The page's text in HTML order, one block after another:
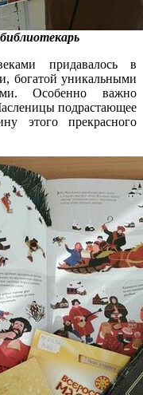
придавалось в
богатой уникальными
Особенно важно
подрастающее
этого прекрасного